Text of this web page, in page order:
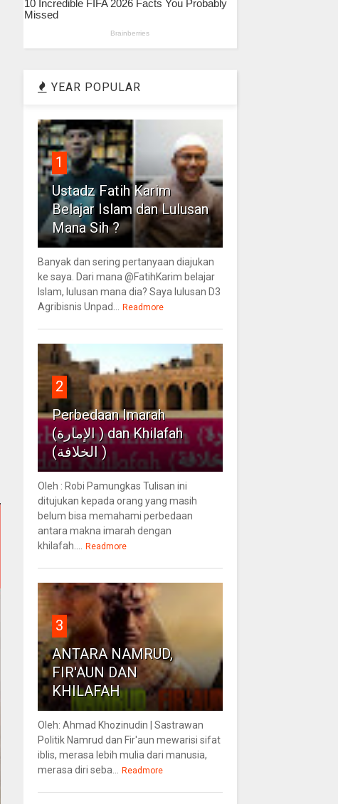
YEAR POPULAR
1
Ustadz Fatih Karim
Belajar Islam dan Lulusan
Mana Sih ?
Banyak dan sering pertanyaan diajukan
ke saya. Dari mana @FatihKarim belajar
Islam, lulusan mana dia? Saya lulusan D3
Agribisnis Unpad...
Readmore
2
Perbedaan Imarah
(الإمارة ) dan Khilafah
(الخلافة )
Oleh : Robi Pamungkas Tulisan ini
ditujukan kepada orang yang masih
belum bisa memahami perbedaan
antara makna imarah dengan
khilafah....
Readmore
3
ANTARA NAMRUD,
FIR'AUN DAN
KHILAFAH
Oleh: Ahmad Khozinudin | Sastrawan
Politik Namrud dan Fir'aun mewarisi sifat
iblis, merasa lebih mulia dari manusia,
merasa diri seba...
Readmore